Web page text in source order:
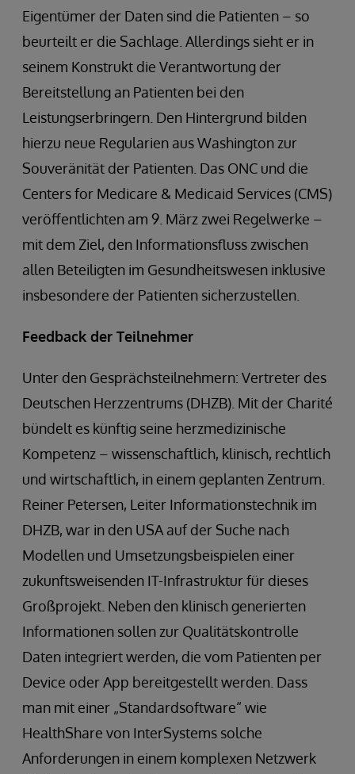
Eigentümer der Daten sind die Patienten – so
beurteilt er die Sachlage. Allerdings sieht er in
seinem Konstrukt die Verantwortung der
Bereitstellung an Patienten bei den
Leistungserbringern. Den Hintergrund bilden
hierzu neue Regularien aus Washington zur
Souveränität der Patienten. Das ONC und die
Centers for Medicare & Medicaid Services (CMS)
veröffentlichten am 9. März zwei Regelwerke –
mit dem Ziel, den Informationsfluss zwischen
allen Beteiligten im Gesundheitswesen inklusive
insbesondere der Patienten sicherzustellen.
Feedback der Teilnehmer
Unter den Gesprächsteilnehmern: Vertreter des
Deutschen Herzzentrums (DHZB). Mit der Charité
bündelt es künftig seine herzmedizinische
Kompetenz – wissenschaftlich, klinisch, rechtlich
und wirtschaftlich, in einem geplanten Zentrum.
Reiner Petersen, Leiter Informationstechnik im
DHZB, war in den USA auf der Suche nach
Modellen und Umsetzungsbeispielen einer
zukunftsweisenden IT-Infrastruktur für dieses
Großprojekt. Neben den klinisch generierten
Informationen sollen zur Qualitätskontrolle
Daten integriert werden, die vom Patienten per
Device oder App bereitgestellt werden. Dass
man mit einer „Standardsoftware“ wie
HealthShare von InterSystems solche
Anforderungen in einem komplexen Netzwerk